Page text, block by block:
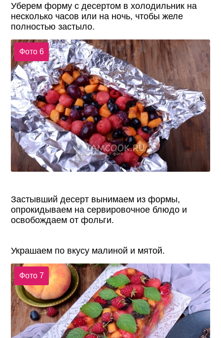
Уберем форму с десертом в холодильник на
несколько часов или на ночь, чтобы желе
полностью застыло.
Фото 6
Застывший десерт вынимаем из формы,
опрокидываем на сервировочное блюдо и
освобождаем от фольги.
Украшаем по вкусу малиной и мятой.
Фото 7